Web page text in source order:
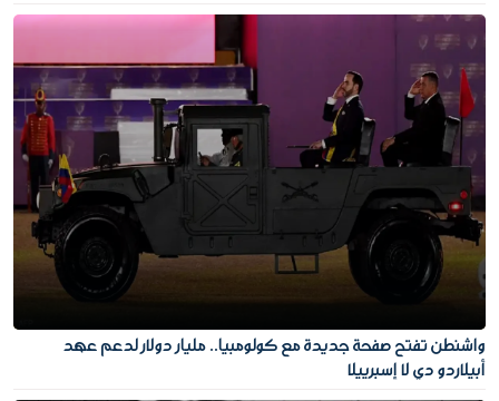
واشنطن تفتح صفحة جديدة مع كولومبيا.. مليار دولار لدعم عهد
أبيلاردو دي لا إسبرييلا